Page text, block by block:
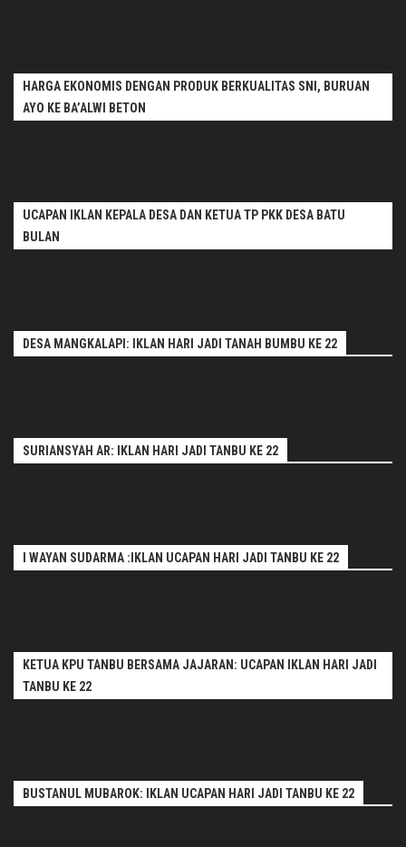
HARGA EKONOMIS DENGAN PRODUK BERKUALITAS SNI, BURUAN
AYO KE BA’ALWI BETON
UCAPAN IKLAN KEPALA DESA DAN KETUA TP PKK DESA BATU
BULAN
DESA MANGKALAPI: IKLAN HARI JADI TANAH BUMBU KE 22
SURIANSYAH AR: IKLAN HARI JADI TANBU KE 22
I WAYAN SUDARMA :IKLAN UCAPAN HARI JADI TANBU KE 22
KETUA KPU TANBU BERSAMA JAJARAN: UCAPAN IKLAN HARI JADI
TANBU KE 22
BUSTANUL MUBAROK: IKLAN UCAPAN HARI JADI TANBU KE 22